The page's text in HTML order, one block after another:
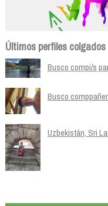
Últimos perfiles colgados
Busco compi/s
Busco
Uzbekistán, Sri